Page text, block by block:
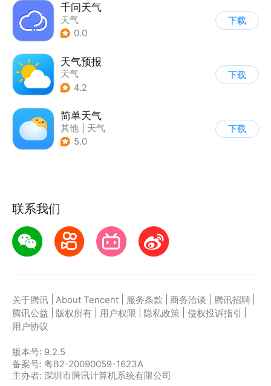
千问天气
天气
0.0
下载
天气预报
天气
4.2
下载
简单天气
其他
天气
5.0
下载
联系我们
关于腾讯 About Tencent 服务条款 商务洽谈 腾讯招聘
腾讯公益
版权所有 用户权限 隐私政策 侵权投诉指引
用户协议
版本号: 9.2.5
备案号: 粤B2-20090059-1623A
主办者: 深圳市腾讯计算机系统有限公司